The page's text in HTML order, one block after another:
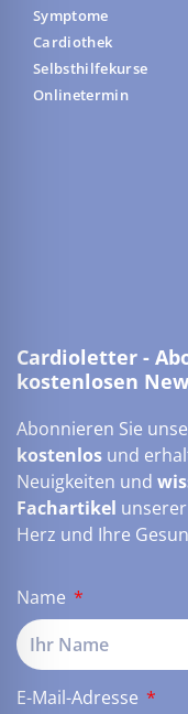
Symptome
Cardiothek
Selbsthilfekurse
Onlinetermin
Cardioletter -
kostenlosen
Abonnieren Sie
kostenlos und
Neuigkeiten und
Fachartikel unserer
Herz und Ihre
Name
E-Mail-Adresse